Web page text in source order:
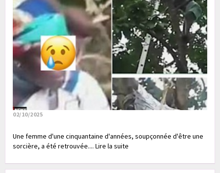
02/10/2025
Une femme d'une cinquantaine d'années, soupçonnée d'être une
sorcière, a été retrouvée.... Lire la suite